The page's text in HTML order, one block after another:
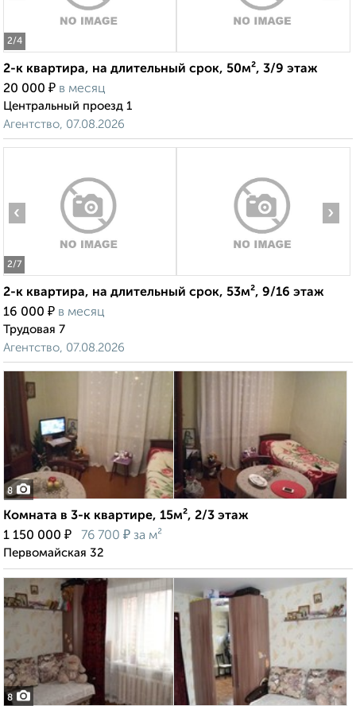
2/4
2-к квартира, на длительный срок, 50м², 3/9 этаж
20 000 ₽ в месяц
Центральный проезд 1
Агентство, 07.08.2026
2/7
‹ ›
2-к квартира, на длительный срок, 53м², 9/16 этаж
16 000 ₽ в месяц
Трудовая 7
Агентство, 07.08.2026
8
Комната в 3-к квартире, 15м², 2/3 этаж
1 150 000 ₽ 76 700 ₽ за м²
Первомайская 32
8